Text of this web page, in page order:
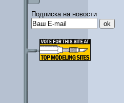
Подписка на новости